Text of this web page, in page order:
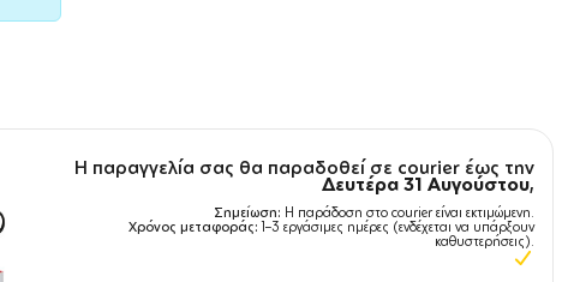
Η παραγγελία σας θα παραδοθεί σε courier έως την
Δευτέρα 31 Αυγούστου,
Σημείωση: Η παράδοση στο courier είναι εκτιμώμενη.
Χρόνος μεταφοράς: 1–3 εργάσιμες ημέρες (ενδέχεται να υπάρξουν
καθυστερήσεις).